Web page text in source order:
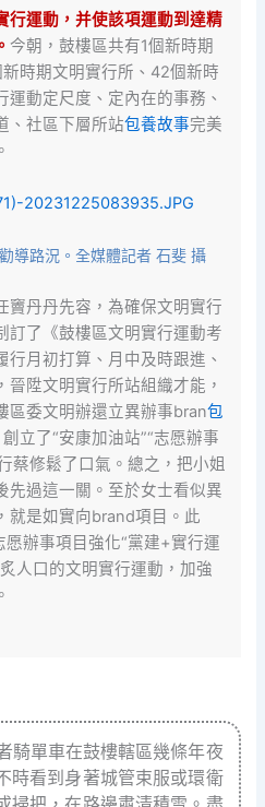
行運動，并使該項運動到達精
今朝，鼓樓區共有1個新時期
時期文明實行所、42個新時
動定尺度、定內在的事務、
、社區下層所站包養故事完美
導路況。全媒體記者 石斐 攝
竇丹丹先容，為確保文明實行
訂了《鼓樓區文明實行運動考
月初打算、月中及時跟進、
陞文明實行所站組織才能，
區委文明辦還立異辦事bran包
立了“安康加油站”“志愿辦事
蔡修鬆了口氣。總之，把小姐
先過這一關。至於女士看似異
就是如實向brand項目。此
愿辦事項目強化“黨建+實行運
人口的文明實行運動，加強
騎單車在鼓樓轄區幾條年夜
時看到身著城管束服或環衛